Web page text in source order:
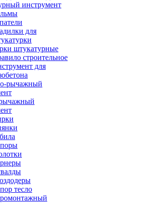
инструмент
для
штукатурные
строительное
для
тесло